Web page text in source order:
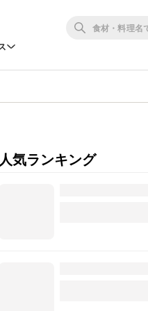
人気ランキング